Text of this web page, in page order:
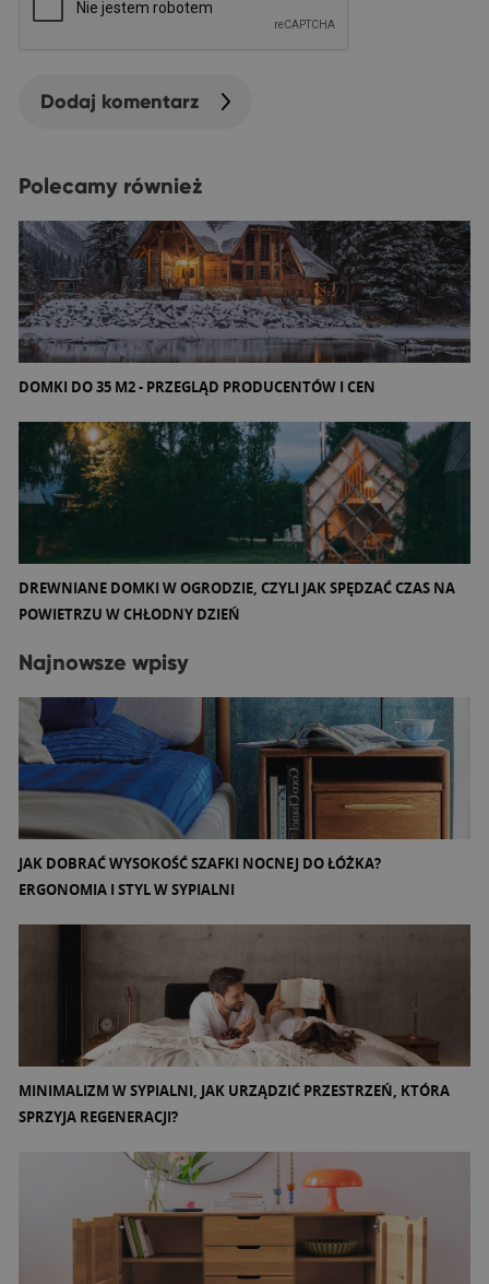
Dodaj komentarz
Polecamy również
DOMKI DO 35 M2 - PRZEGLĄD PRODUCENTÓW I CEN
DREWNIANE DOMKI W OGRODZIE, CZYLI JAK SPĘDZAĆ CZAS NA
POWIETRZU W CHŁODNY DZIEŃ
Najnowsze wpisy
JAK DOBRAĆ WYSOKOŚĆ SZAFKI NOCNEJ DO ŁÓŻKA?
ERGONOMIA I STYL W SYPIALNI
MINIMALIZM W SYPIALNI, JAK URZĄDZIĆ PRZESTRZEŃ, KTÓRA
SPRZYJA REGENERACJI?